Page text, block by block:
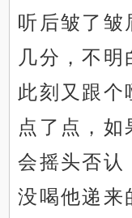
听后皱了皱
几分，不明
此刻又跟个
点了点，如
会摇头否认
没喝他递来